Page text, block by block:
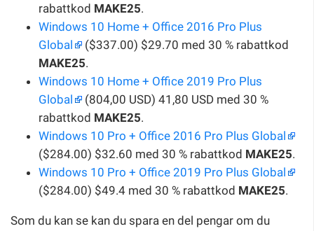
rabattkod MAKE25.
Windows 10 Home + Office 2016 Pro Plus
Global
($337.00) $29.70 med 30 % rabattkod
MAKE25.
Windows 10 Home + Office 2019 Pro Plus
Global
(804,00 USD) 41,80 USD med 30 %
rabattkod MAKE25.
Windows 10 Pro + Office 2016 Pro Plus Global
($284.00) $32.60 med 30 % rabattkod MAKE25.
Windows 10 Pro + Office 2019 Pro Plus Global
($284.00) $49.4 med 30 % rabattkod MAKE25.
Som du kan se kan du spara en del pengar om du